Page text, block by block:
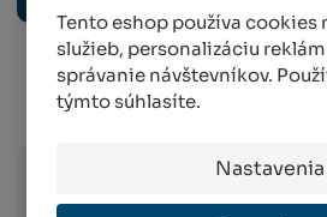
Tento eshop používa cookies
služieb, personalizáciu
správanie návštevníkov.
týmto súhlasíte.
Nastavenia
Info o preprave:
Slovak Parcel Service –